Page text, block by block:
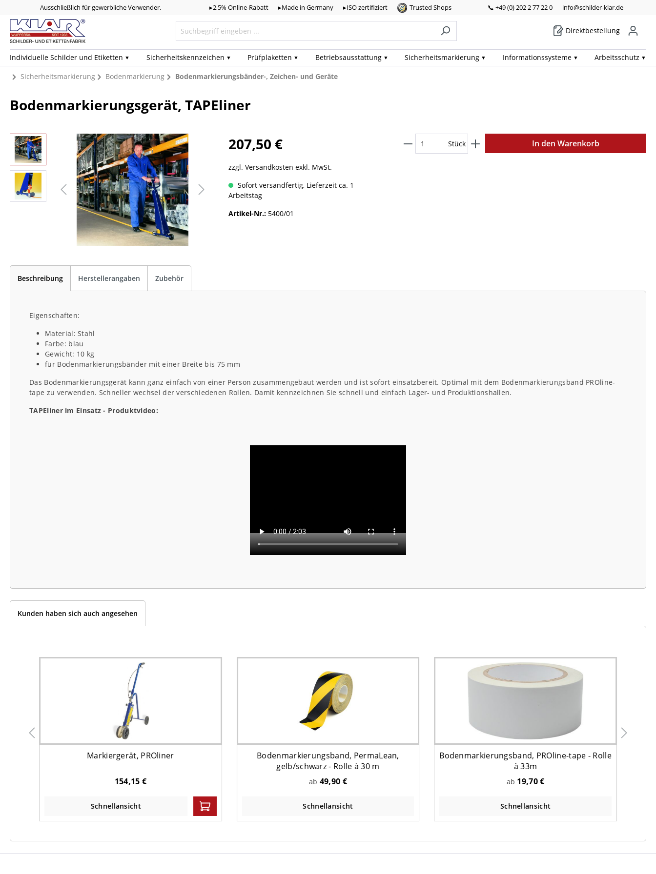
Ausschließlich für gewerbliche Verwender. ▸2,5% Online-Rabatt ▸Made in Germany ▸ISO zertifiziert Trusted Shops 📞 +49 (0) 202 2 77 22 0 info@schilder-klar.de
Direktbestellung
Individuelle Schilder und Etiketten Sicherheits­kennzeichen Prüf­plaketten Betriebs­ausstattung Sicherheits­markierung Informations­systeme Arbeits­schutz
Sicherheitsmarkierung Bodenmarkierung Bodenmarkierungsbänder-, Zeichen- und Geräte
Bodenmarkierungsgerät, TAPEliner
207,50 €
zzgl. Versandkosten exkl. MwSt.
Stück In den Warenkorb
Sofort versandfertig, Lieferzeit ca. 1
Arbeitstag
Artikel-Nr.: 5400/01
Beschreibung Herstellerangaben Zubehör
Eigenschaften:
Material: Stahl
Farbe: blau
Gewicht: 10 kg
für Bodenmarkierungsbänder mit einer Breite bis 75 mm
Das Bodenmarkierungsgerät kann ganz einfach von einer Person zusammengebaut werden und ist sofort einsatzbereit. Optimal mit dem Bodenmarkierungsband PROline-
tape zu verwenden. Schneller wechsel der verschiedenen Rollen. Damit kennzeichnen Sie schnell und einfach Lager- und Produktionshallen.
TAPEliner im Einsatz - Produktvideo:
Kunden haben sich auch angesehen
Markiergerät, PROliner
154,15 €
Schnellansicht
Bodenmarkierungsband, PermaLean,
gelb/schwarz - Rolle à 30 m
ab 49,90 €
Schnellansicht
Bodenmarkierungsband, PROline-tape - Rolle
à 33m
ab 19,70 €
Schnellansicht